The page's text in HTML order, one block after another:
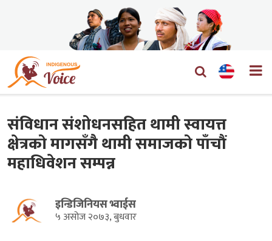
संविधान संशोधनसहित थामी स्वायत्त
क्षेत्रको मागसँगै थामी समाजको पाँचौं
महाधिवेशन सम्पन्न
इन्डिजिनियस भ्वाईस
५ असोज २०७३, बुधवार